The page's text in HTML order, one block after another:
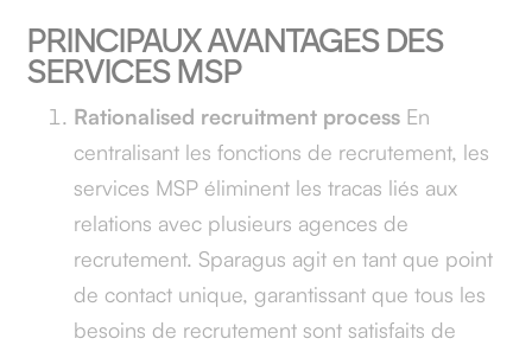
PRINCIPAUX AVANTAGES DES
SERVICES MSP
Rationalised recruitment process En
centralisant les fonctions de recrutement, les
services MSP éliminent les tracas liés aux
relations avec plusieurs agences de
recrutement. Sparagus agit en tant que point
de contact unique, garantissant que tous les
besoins de recrutement sont satisfaits de